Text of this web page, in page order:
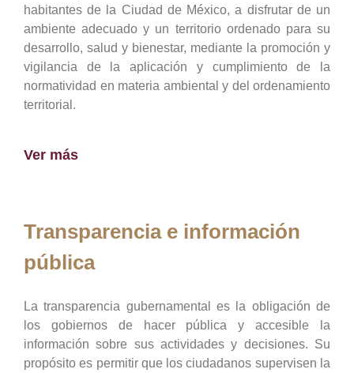
habitantes de la Ciudad de México, a disfrutar de un
ambiente adecuado y un territorio ordenado para su
desarrollo, salud y bienestar, mediante la promoción y
vigilancia de la aplicación y cumplimiento de la
normatividad en materia ambiental y del ordenamiento
territorial.
Ver más
Transparencia e información
pública
La transparencia gubernamental es la obligación de
los gobiernos de hacer pública y accesible la
información sobre sus actividades y decisiones. Su
propósito es permitir que los ciudadanos supervisen la